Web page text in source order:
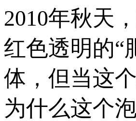
2010年秋天
红色透明的“
体，但当这
为什么这个